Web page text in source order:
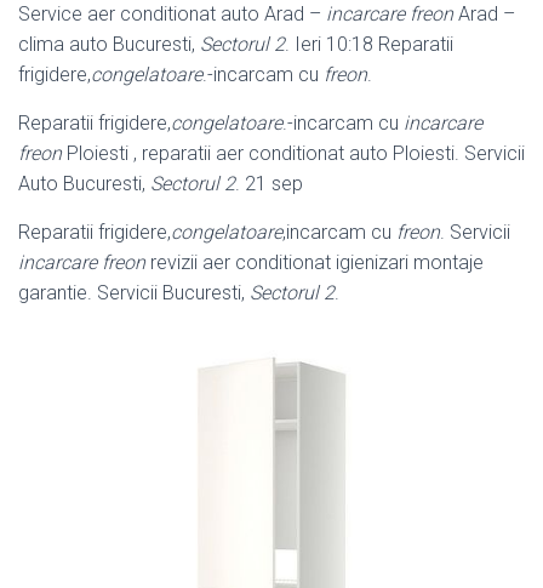
Service aer conditionat auto Arad – incarcare freonArad –
clima auto Bucuresti, Sectorul 2. Ieri 10:18 Reparatii
frigidere,congelatoare.-incarcam cu freon.
Reparatii frigidere,congelatoare.-incarcam cu incarcare
freonPloiesti , reparatii aer conditionat auto Ploiesti. Servicii
Auto Bucuresti, Sectorul 2. 21 sep
Reparatii frigidere,congelatoare,incarcam cu freon. Servicii
incarcare freonrevizii aer conditionat igienizari montaje
garantie. Servicii Bucuresti, Sectorul 2.